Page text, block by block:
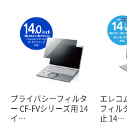
プライバシーフィルタ
ー CF-FVシリーズ用 14
イ…
エレコ
フィル
止 14…